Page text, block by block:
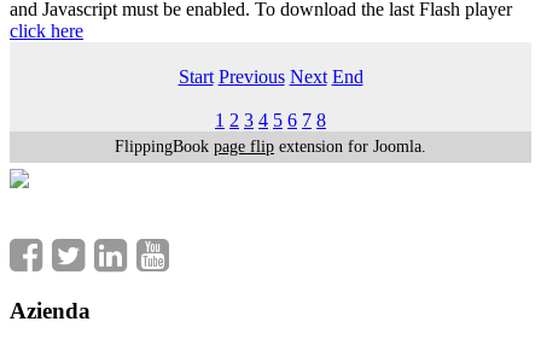
and Javascript must be enabled. To download the last Flash player
click here
Start Previous Next End
1 2 3 4 5 6 7 8
FlippingBook page flip extension for Joomla.
Azienda